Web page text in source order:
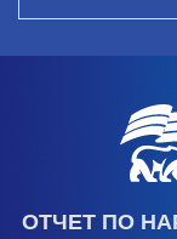
ОТЧЕТ ПО